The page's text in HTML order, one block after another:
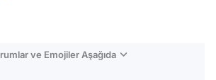
ve Emojiler Aşağıda